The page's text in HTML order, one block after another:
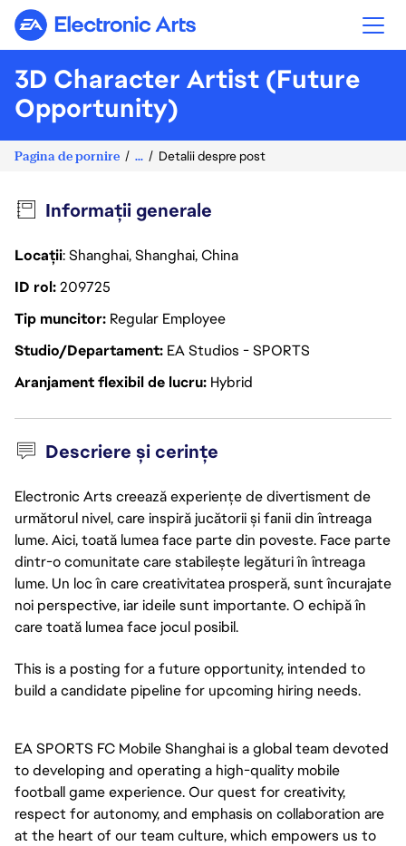
Electronic Arts
3D Character Artist (Future
Opportunity)
Pagina de pornire ... Detalii despre post
Informații generale
Locații: Shanghai, Shanghai, China
ID rol209725
Tip muncitor Regular Employee
Studio/Departament EA Studios - SPORTS
Aranjament flexibil de lucru Hybrid
Descriere și cerințe
Electronic Arts creează experiențe de divertisment de
următorul nivel, care inspiră jucătorii și fanii din întreaga
lume. Aici, toată lumea face parte din poveste. Face parte
dintr-o comunitate care stabilește legături în întreaga
lume. Un loc în care creativitatea prosperă, sunt încurajate
noi perspective, iar ideile sunt importante. O echipă în
care toată lumea face jocul posibil.
This is a posting for a future opportunity, intended to
build a candidate pipeline for upcoming hiring needs.
EA SPORTS FC Mobile Shanghai is a global team devoted
to developing and operating a high-quality mobile
football game experience. Our quest for creativity,
respect for autonomy, and emphasis on collaboration are
at the heart of our team culture, which empowers us to